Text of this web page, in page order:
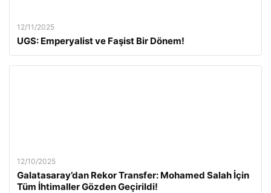
12/11/2025
UGS: Emperyalist ve Faşist Bir Dönem!
12/10/2025
Galatasaray’dan Rekor Transfer: Mohamed Salah İçin
Tüm İhtimaller Gözden Geçirildi!